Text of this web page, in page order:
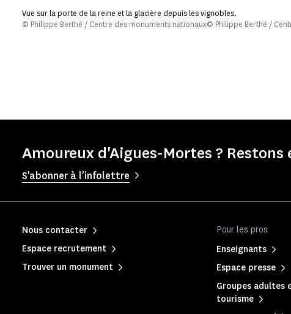
Vue sur la porte de la reine et la glacière depuis les vignobles.
© Philippe Berthé / Centre des monuments nationaux© Philippe Berthé /
Amoureux d'Aigues-Mortes ? Restons
S'abonner à l'infolettre
Pour les pros
Enseignants
Espace presse
Groupes adultes
tourisme
Nous contacter
Espace recrutement
Trouver un monument